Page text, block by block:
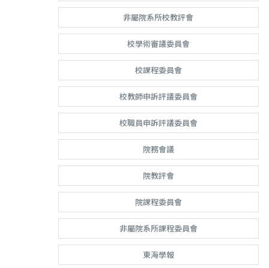
非屬院系所校教評會
校學術審議委員會
校課程委員會
校教師申訴評議委員會
校職員申訴評議委員會
院務會議
院教評會
院課程委員會
非屬院系所課程委員會
東海學報